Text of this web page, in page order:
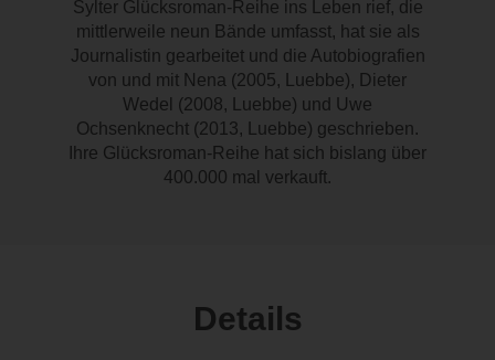
Sylter Glücksroman-Reihe ins Leben rief, die
mittlerweile neun Bände umfasst, hat sie als
Journalistin gearbeitet und die Autobiografien
von und mit Nena (2005, Luebbe), Dieter
Wedel (2008, Luebbe) und Uwe
Ochsenknecht (2013, Luebbe) geschrieben.
Ihre Glücksroman-Reihe hat sich bislang über
400.000 mal verkauft.
Details